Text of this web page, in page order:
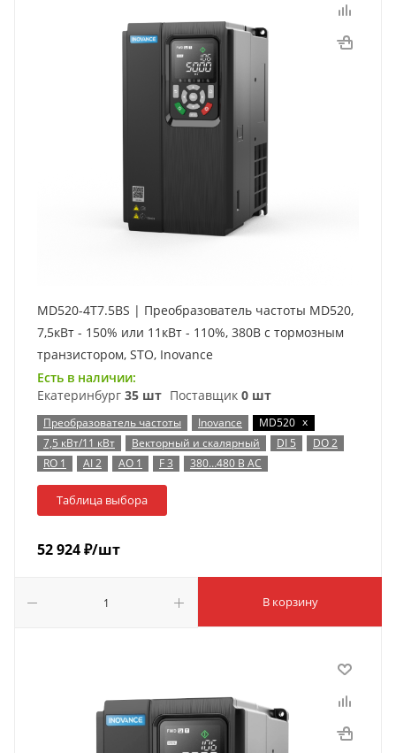
MD520-4T7.5BS | Преобразователь частоты MD520,
7,5кВт - 150% или 11кВт - 110%, 380В с тормозным
транзистором, STO, Inovance
Есть в наличии:
Екатеринбург 35 шт Поставщик 0 шт
Преобразователь частоты Inovance MD520 x
7,5 кВт/11 кВт
Векторный и скалярный DI 5
DO 2
RO 1
AI 2 AO 1 F 3 380…480 В AC
Таблица выбора
52 924₽/шт
В корзину